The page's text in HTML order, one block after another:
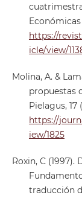
Económicas
https://
icle/view/
Molina, A. &
propuestas
Pielagus, 17
https://
iew/1825
Roxin, C (1997).
traducción